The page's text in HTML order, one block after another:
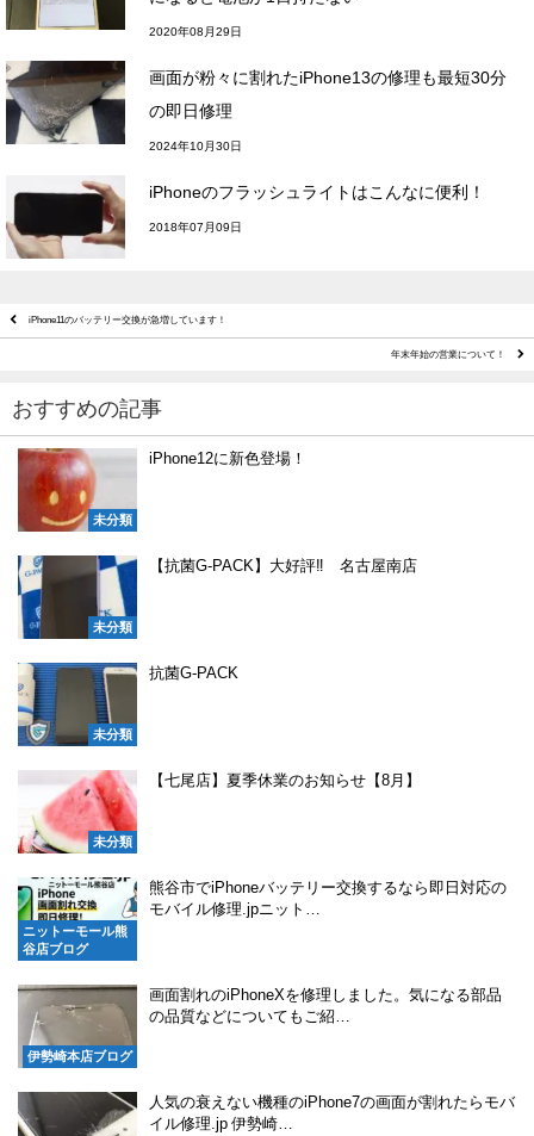
2020年08月29日
画面が粉々に割れたiPhone13の修理も最短30分
の即日修理
2024年10月30日
iPhoneのフラッシュライトはこんなに便利！
2018年07月09日
iPhone11のバッテリー交換が急増しています！
年末年始の営業について！
おすすめの記事
未分類
iPhone12に新色登場！
未分類
【抗菌G-PACK】大好評‼ 名古屋南店
未分類
抗菌G-PACK
未分類
【七尾店】夏季休業のお知らせ【8月】
ニットーモール熊
谷店ブログ
熊谷市でiPhoneバッテリー交換するなら即日対応の
モバイル修理.jpニット…
伊勢崎本店ブログ
画面割れのiPhoneXを修理しました。気になる部品
の品質などについてもご紹…
人気の衰えない機種のiPhone7の画面が割れたらモバ
イル修理.jp 伊勢崎…